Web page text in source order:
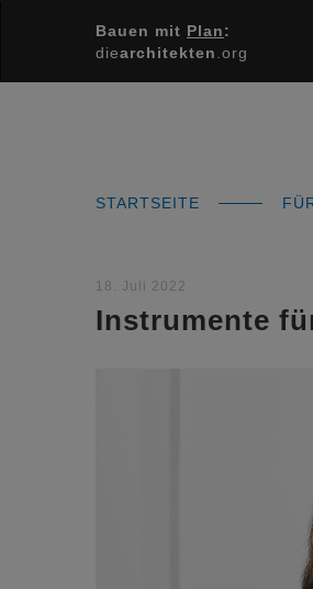
Bauen mit Plan:
diearchitekten .org
STARTSEITE
18. Juli 2022
Instrumente